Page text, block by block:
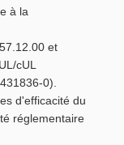
à la
et
cUL
0).
d'efficacité du
réglementaire